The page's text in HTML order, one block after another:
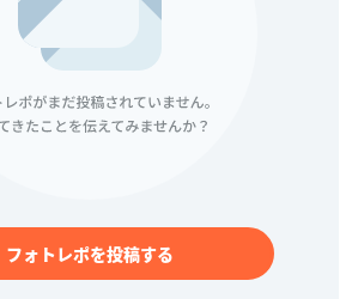
フォトレポを投稿する